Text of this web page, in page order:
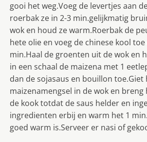
gooi het weg.Voeg de levertjes aan
roerbak ze in 2-3 min.gelijkmatig
wok en houd ze warm.Roerbak de
hete olie en voeg de chinese kool toe
min.Haal de groenten uit de wok en
in een schaal de maizena met 1
dan de sojasaus en bouillon toe.Giet
maizenamengsel in de wok en
de kook totdat de saus helder en
ingredienten erbij en warm het 1
goed warm is.Serveer er nasi of